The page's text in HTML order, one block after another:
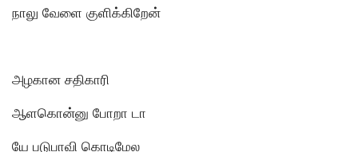
நாலு வேளை குளிக்கிறேன்
அழகான சதிகாரி
ஆளகொன்னு போறா டா
யே படுபாவி கொடிமேல